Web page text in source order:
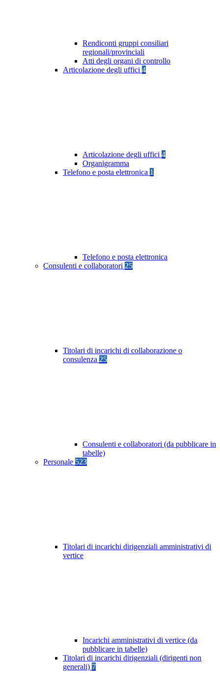
Rendiconti gruppi consiliari
regionali/provinciali
Atti degli organi di controllo
Articolazione degli uffici 4
Articolazione degli uffici 4
Organigramma
Telefono e posta elettronica 1
Telefono e posta elettronica
Consulenti e collaboratori 25
Titolari di incarichi di collaborazione o
consulenza 25
Consulenti e collaboratori (da pubblicare in
tabelle)
Personale 523
Titolari di incarichi dirigenziali amministrativi di
vertice
Incarichi amministrativi di vertice (da
pubblicare in tabelle)
Titolari di incarichi dirigenziali (dirigenti non
generali) 7